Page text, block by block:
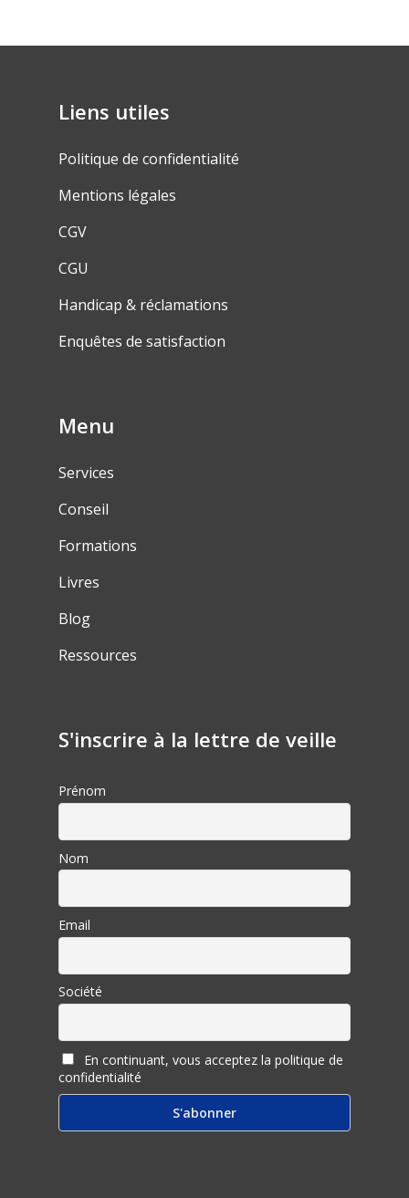
Liens utiles
Politique de confidentialité
Mentions légales
CGV
CGU
Handicap & réclamations
Enquêtes de satisfaction
Menu
Services
Conseil
Formations
Livres
Blog
Ressources
S'inscrire à la lettre de veille
Prénom
Nom
Email
Société
En continuant, vous acceptez la politique de
confidentialité